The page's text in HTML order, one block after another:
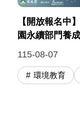
【開放報名中
園永續部門養
打造 #淨零永續
115-08-07
環境教育